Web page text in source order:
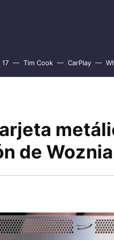
Tim Cook CarPlay
de